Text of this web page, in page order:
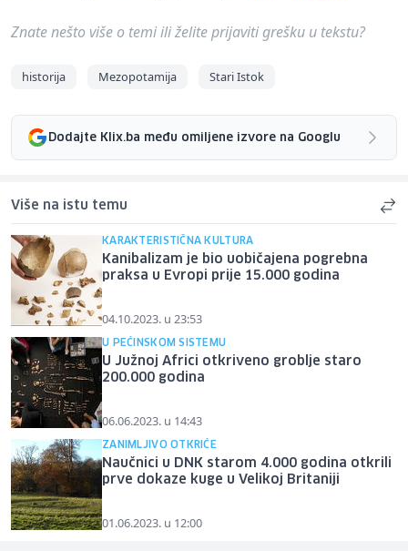
Znate nešto više o temi ili želite prijaviti grešku u tekstu?
historija Mezopotamija Stari Istok
Dodajte Klix.ba među omiljene izvore na Googlu
Više na istu temu
KARAKTERISTIČNA KULTURA
Kanibalizam je bio uobičajena pogrebna
praksa u Evropi prije 15.000 godina
04.10.2023. u 23:53
U PEĆINSKOM SISTEMU
U Južnoj Africi otkriveno groblje staro
200.000 godina
06.06.2023. u 14:43
ZANIMLJIVO OTKRIĆE
Naučnici u DNK starom 4.000 godina otkrili
prve dokaze kuge u Velikoj Britaniji
01.06.2023. u 12:00